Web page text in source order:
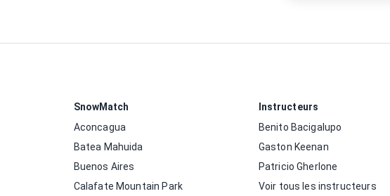
SnowMatch
Aconcagua
Batea Mahuida
Buenos Aires
Calafate Mountain Park
Instructeurs
Benito Bacigalupo
Gaston Keenan
Patricio Gherlone
Voir tous les instructeurs